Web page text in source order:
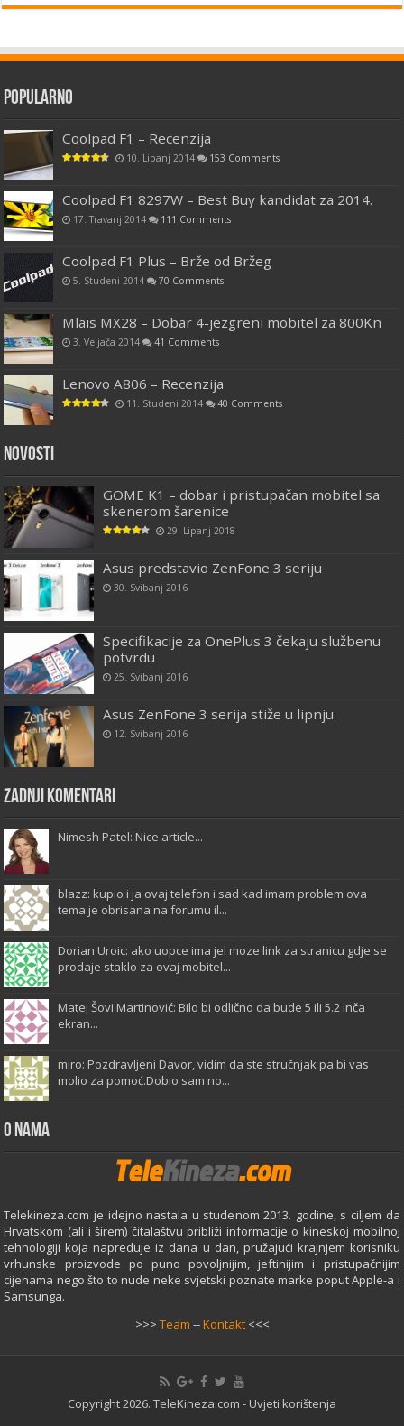
Popularno
Coolpad F1 – Recenzija
10. Lipanj 2014 153 Comments
Coolpad F1 8297W – Best Buy kandidat za 2014.
17. Travanj 2014 111 Comments
Coolpad F1 Plus – Brže od Bržeg
5. Studeni 2014 70 Comments
Mlais MX28 – Dobar 4-jezgreni mobitel za 800Kn
3. Veljača 2014 41 Comments
Lenovo A806 – Recenzija
11. Studeni 2014 40 Comments
Novosti
GOME K1 – dobar i pristupačan mobitel sa
skenerom šarenice
29. Lipanj 2018
Asus predstavio ZenFone 3 seriju
30. Svibanj 2016
Specifikacije za OnePlus 3 čekaju službenu
potvrdu
25. Svibanj 2016
Asus ZenFone 3 serija stiže u lipnju
12. Svibanj 2016
Zadnji komentari
Nimesh Patel: Nice article...
blazz: kupio i ja ovaj telefon i sad kad imam problem ova
tema je obrisana na forumu il...
Dorian Uroic: ako uopce ima jel moze link za stranicu gdje se
prodaje staklo za ovaj mobitel...
Matej Šovi Martinović: Bilo bi odlično da bude 5 ili 5.2 inča
ekran...
miro: Pozdravljeni Davor, vidim da ste stručnjak pa bi vas
molio za pomoć.Dobio sam no...
O Nama
Telekineza.com je idejno nastala u studenom 2013. godine, s ciljem da
Hrvatskom (ali i širem) čitalaštvu približi informacije o kineskoj mobilnoj
tehnologiji koja napreduje iz dana u dan, pružajući krajnjem korisniku
vrhunske proizvode po puno povoljnijim, jeftinijim i pristupačnijim
cijenama nego što to nude neke svjetski poznate marke poput Apple-a i
Samsunga.
>>> Team --Kontakt<<<
Copyright 2026. TeleKineza.com - Uvjeti korištenja